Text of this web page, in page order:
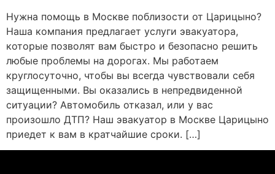
Нужна помощь в Москве поблизости от Царицыно?
Наша компания предлагает услуги эвакуатора,
которые позволят вам быстро и безопасно решить
любые проблемы на дорогах. Мы работаем
круглосуточно, чтобы вы всегда чувствовали себя
защищенными. Вы оказались в непредвиденной
ситуации? Автомобиль отказал, или у вас
произошло ДТП? Наш эвакуатор в Москве Царицыно
приедет к вам в кратчайшие сроки. […]